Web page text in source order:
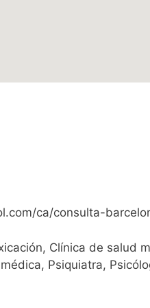
ca/consulta-
Clínica de salud
Psiquiatra,